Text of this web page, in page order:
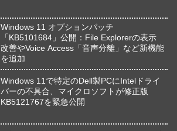
Windows 11 オプションパッチ
「KB5101684」公開：File Explorerの表示
改善やVoice Access「音声分離」など新機能
を追加
Windows 11で特定のDell製PCにIntelドライ
バーの不具合、マイクロソフトが修正版
KB5121767を緊急公開